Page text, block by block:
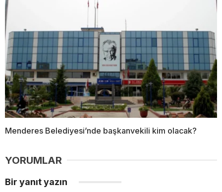
Menderes Belediyesi’nde başkanvekili kim olacak?
YORUMLAR
Bir yanıt yazın